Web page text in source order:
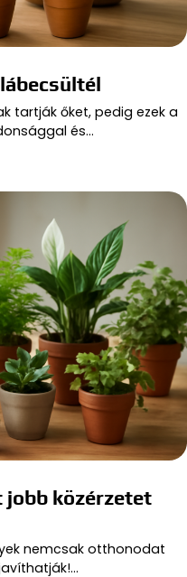
tartják őket, pedig ezek a
és…
jobb közérzetet
nemcsak otthonodat